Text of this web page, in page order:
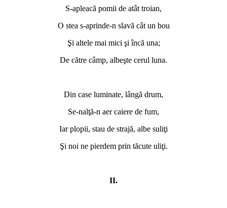
S-apleacă pomii de atât troian,
O stea s-aprinde-n slavă cât un bou
Şi altele mai mici şi încă una;
De către câmp, albeşte cerul luna.
Din case luminate, lângă drum,
Se-nalţă-n aer caiere de fum,
Iar plopii, stau de strajă, albe suliţi
Şi noi ne pierdem prin tăcute uliţi.
II.